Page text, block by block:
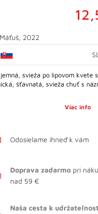
2022
jemná, svieža po lipovom
šťavnatá, svieža chuť s
Viac info
Odosielame ihneď k vám
Doprava zadarmo pri
nad 59 €
Naša cesta k